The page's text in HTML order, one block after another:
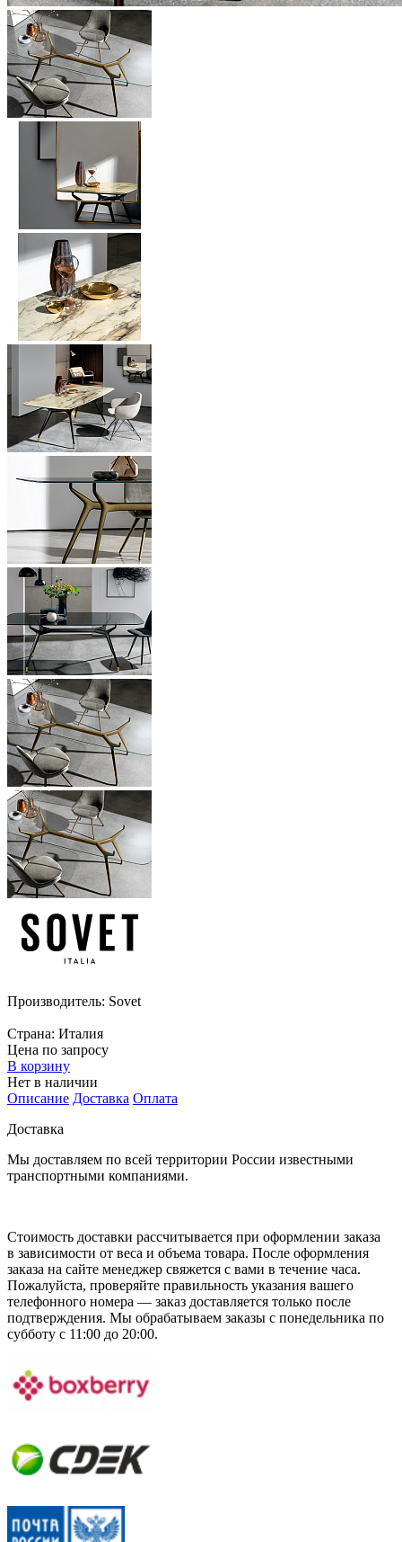
Производитель: Sovet
Страна: Италия
Цена по запросу
В корзину
Нет в наличии
Описание Доставка Оплата
Доставка
Мы доставляем по всей территории России известными
транспортными компаниями.
Стоимость доставки рассчитывается при оформлении заказа
в зависимости от веса и объема товара. После оформления
заказа на сайте менеджер свяжется с вами в течение часа.
Пожалуйста, проверяйте правильность указания вашего
телефонного номера — заказ доставляется только после
подтверждения. Мы обрабатываем заказы с понедельника по
субботу с 11:00 до 20:00.